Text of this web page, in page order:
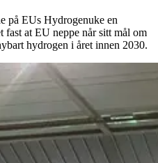
på EUs Hydrogenuke en
fast at EU neppe når sitt mål om
hydrogen i året innen 2030.